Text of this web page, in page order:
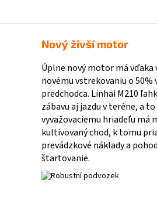
Nový živší motor
Úplne nový motor má vďaka
novému vstrekovaniu o 50%
predchodca. Linhai M210
zábavu aj jazdu v teréne, a
vyvažovaciemu hriadeľu má
kultivovaný chod, k tomu
prevádzkové náklady a
štartovanie.